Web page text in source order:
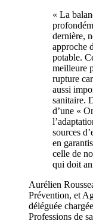
« La
dernière,
approche
potable.
meilleure
rupture
aussi
sanitaire.
d’une «
sources
en
celle de
qui doit
Aurélien
Prévention, et
déléguée
Professions de